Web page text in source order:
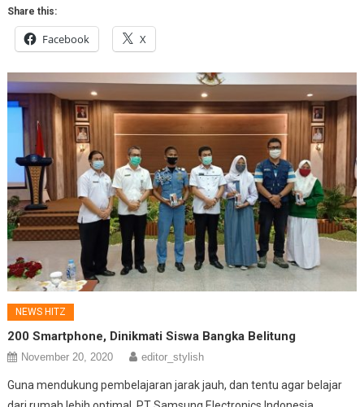
Share this:
Facebook X
NEWS HITZ
200 Smartphone, Dinikmati Siswa Bangka Belitung
November 20, 2020 editor_stylish
Guna mendukung pembelajaran jarak jauh, dan tentu agar belajar